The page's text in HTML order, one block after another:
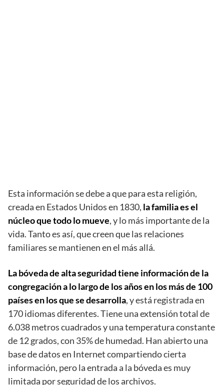
Esta información se debe a que para esta religión,
creada en Estados Unidos en 1830, la familia es el
núcleo que todo lo mueve, y lo más importante de la
vida. Tanto es así, que creen que las relaciones
familiares se mantienen en el más allá.
La bóveda de alta seguridad tiene información de la
congregación a lo largo de los años en los más de 100
países en los que se desarrolla, y está registrada en
170 idiomas diferentes. Tiene una extensión total de
6.038 metros cuadrados y una temperatura constante
de 12 grados, con 35% de humedad. Han abierto una
base de datos en Internet compartiendo cierta
información, pero la entrada a la bóveda es muy
limitada por seguridad de los archivos.